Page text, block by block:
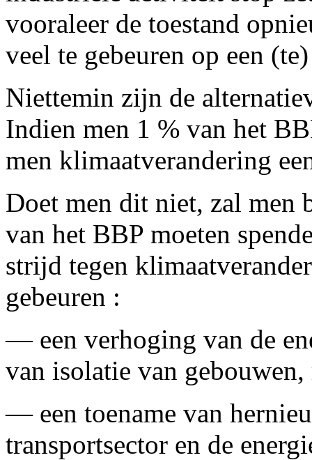
vooraleer de toestand
veel te gebeuren op een
Niettemin zijn de
Indien men 1 % van het
men klimaatverandering
Doet men dit niet, zal men
van het BBP moeten
strijd tegen
gebeuren :
— een verhoging van de
van isolatie van
— een toename van
transportsector en de